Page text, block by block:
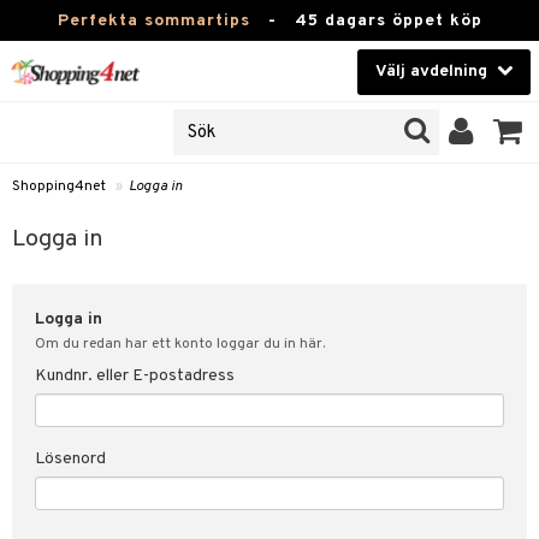
Perfekta sommartips - 45 dagars öppet köp
Välj avdelning
Kontaktlinser
Hälsokost
Fitness
Hem & Inredning
Leksaker, Barn & Baby
Varumärken
Shopping4net » Logga in
Logga in
Logga in
Om du redan har ett konto loggar du in här.
Kundnr. eller E-postadress
Lösenord
svar